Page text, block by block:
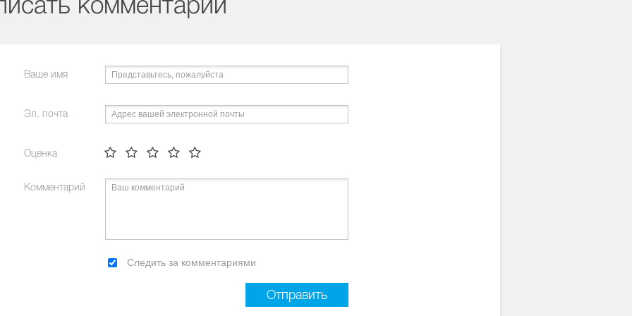
Ваше имя
Эл. почта
Оценка
Комментарий
Следить за комментариями